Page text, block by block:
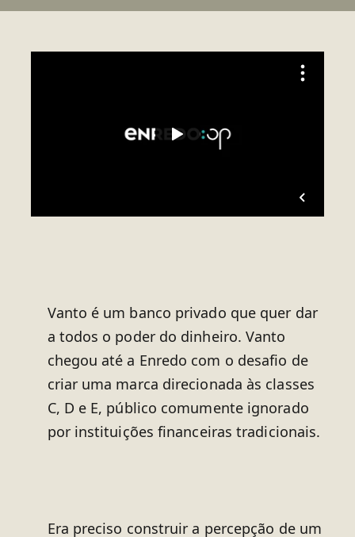
Vanto é um banco privado que quer dar
a todos o poder do dinheiro. Vanto
chegou até a Enredo com o desafio de
criar uma marca direcionada às classes
C, D e E, público comumente ignorado
por instituições financeiras tradicionais.
Era preciso construir a percepção de um